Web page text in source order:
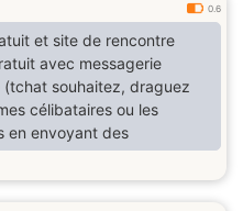
0.6
et site de rencontre
avec messagerie
draguez
célibataires ou les
en envoyant des